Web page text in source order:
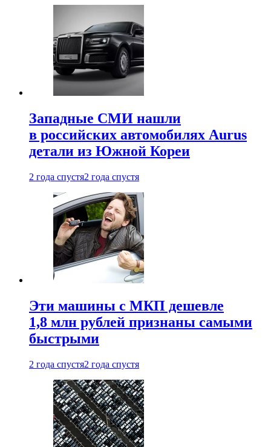
Западные СМИ нашли
в российских автомобилях Aurus
детали из Южной Кореи
2 года спустя2 года спустя
Эти машины с МКП дешевле
1,8 млн рублей признаны самыми
быстрыми
2 года спустя2 года спустя